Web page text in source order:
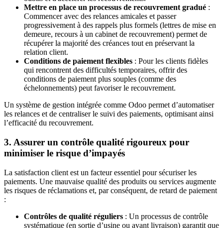
Mettre en place un processus de recouvrement gradué :
Commencer avec des relances amicales et passer
progressivement à des rappels plus formels (lettres de mise en
demeure, recours à un cabinet de recouvrement) permet de
récupérer la majorité des créances tout en préservant la
relation client.
Conditions de paiement flexibles : Pour les clients fidèles
qui rencontrent des difficultés temporaires, offrir des
conditions de paiement plus souples (comme des
échelonnements) peut favoriser le recouvrement.
Un système de gestion intégrée comme Odoo permet d’automatiser
les relances et de centraliser le suivi des paiements, optimisant ainsi
l’efficacité du recouvrement.
3. Assurer un contrôle qualité rigoureux pour
minimiser le risque d’impayés
La satisfaction client est un facteur essentiel pour sécuriser les
paiements. Une mauvaise qualité des produits ou services augmente
les risques de réclamations et, par conséquent, de retard de paiement
:
Contrôles de qualité réguliers : Un processus de contrôle
systématique (en sortie d’usine ou avant livraison) garantit que